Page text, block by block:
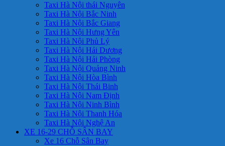
Taxi Hà Nội thái Nguyên
Taxi Hà Nội Bắc Ninh
Taxi Hà Nội Bắc Giang
Taxi Hà Nội Hưng Yên
Taxi Hà Nội Phủ Lý
Taxi Hà Nội Hải Dương
Taxi Hà Nội Hải Phòng
Taxi Hà Nội Quảng Ninh
Taxi Hà Nội Hòa Bình
Taxi Hà Nội Thái Binh
Taxi Hà Nội Nam Định
Taxi Hà Nội Ninh Bình
Taxi Hà Nội Thanh Hóa
Taxi Hà Nội Nghệ An
XE 16-29 CHỖ SÂN BAY
Xe 16 Chỗ Sân Bay